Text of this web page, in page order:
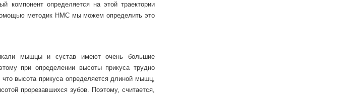
компонент определяется на этой траектории
методик НМС мы можем определить это
мышцы и сустав имеют очень большие
при определении высоты прикуса трудно
высота прикуса определяется длиной мышц,
прорезавшихся зубов. Поэтому, считается,